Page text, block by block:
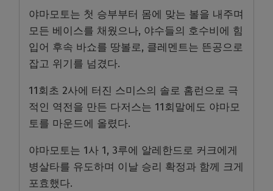
야마모토는 첫 승부부터 몸에 맞는 볼을 내주며
모든 베이스를 채웠으나, 야수들의 호수비에 힘
입어 후속 바쇼를 땅볼로, 클레멘트는 뜬공으로
잡고 위기를 넘겼다.
11회초 2사에 터진 스미스의 솔로 홈런으로 극
적인 역전을 만든 다저스는 11회말에도 야마모
토를 마운드에 올렸다.
야마모토는 1사 1, 3루에 알레한드로 커크에게
병살타를 유도하며 이날 승리 확정과 함께 크게
포효했다.